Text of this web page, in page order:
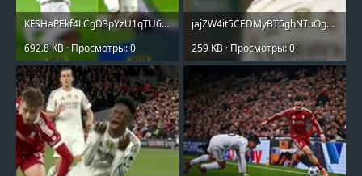
KFSHaPEkf4LCgD3pYzU1qTU6dNyqyqDD16eweMOvtQwhmJq6mJcOiDMpYsM_tRJT_53tx29hwOdmupeX-8bs5Y3s.jpg
692.8 KB · Просмотры: 0
jajZW4it5CEDMyBT5ghNTuOg7aNFQeAzrUvdwibUw26_ijSZwZu05aCeHRcLQyniugp8_DMJq4nntwPeI-K4EgMl.jpg
259 KB · Просмотры: 0